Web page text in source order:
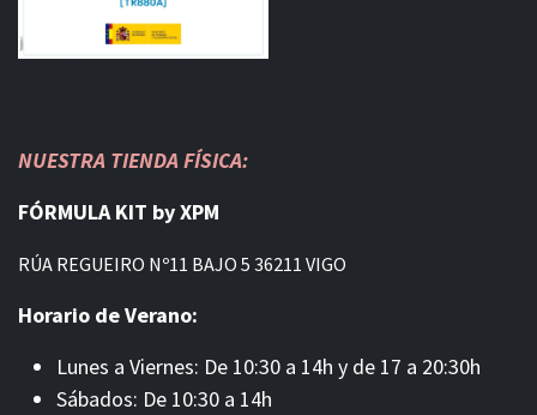
NUESTRA TIENDA FÍSICA:
FÓRMULA KIT by XPM
RÚA REGUEIRO Nº11 BAJO 5 36211 VIGO
Horario de Verano:
Lunes a Viernes: De 10:30 a 14h y de 17 a 20:30h
Sábados: De 10:30 a 14h